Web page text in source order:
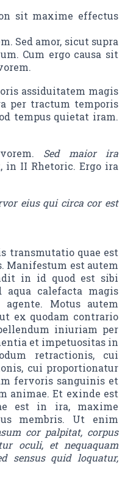
sit maxime effectus
Sed amor, sicut supra
Cum ergo causa sit
assiduitatem magis
per tractum temporis
tempus quietat iram.
Sed maior ira
in II Rhetoric. Ergo ira
eius qui circa cor est
transmutatio quae est
Manifestum est autem
in id quod est sibi
aqua calefacta magis
Motus autem
ex quodam contrario
iniuriam per
et impetuositas in
retractionis, cui
cui proportionatur
fervoris sanguinis et
animae. Et exinde est
est in ira, maxime
membris. Ut enim
cor palpitat, corpus
oculi, et nequaquam
sensus quid loquatur,